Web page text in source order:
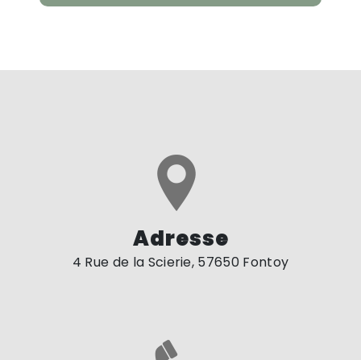
Adresse
4 Rue de la Scierie, 57650 Fontoy